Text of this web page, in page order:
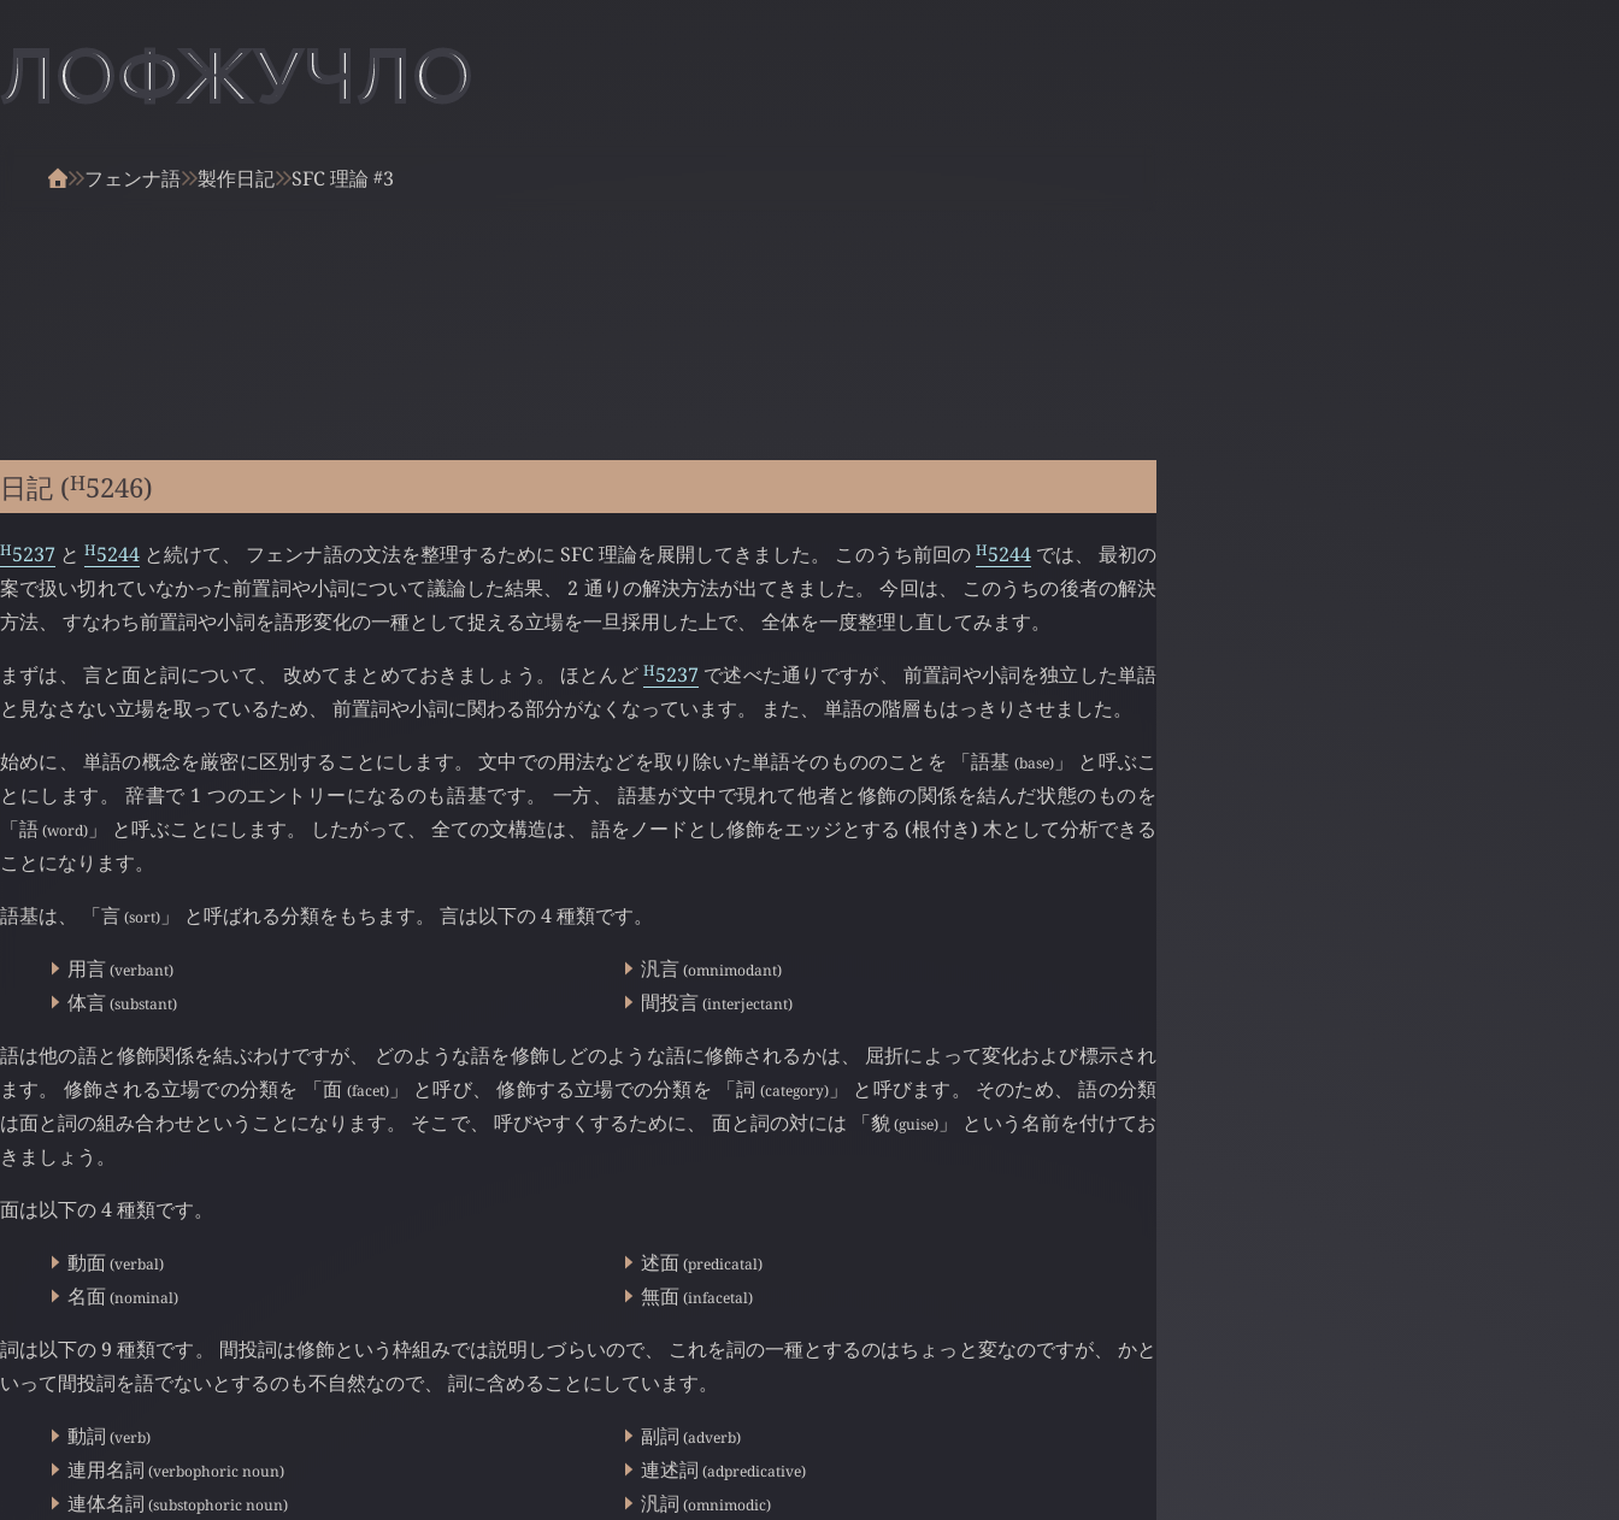
ЛОФЖУЧЛО
フェンナ語 製作日記 SFC 理論 #3
日記 (H5246)
H5237 とH5244 と続けて、 フェンナ語の文法を整理するために SFC 理論を展開してきました。 このうち前回の H5244では、 最初の
案で扱い切れていなかった前置詞や小詞について議論した結果、 2 通りの解決方法が出てきました。 今回は、 このうちの後者の解決
方法、 すなわち前置詞や小詞を語形変化の一種として捉える立場を一旦採用した上で、 全体を一度整理し直してみます。
まずは、 言と面と詞について、 改めてまとめておきましょう。 ほとんど H5237 で述べた通りですが、 前置詞や小詞を独立した単語
と見なさない立場を取っているため、 前置詞や小詞に関わる部分がなくなっています。 また、 単語の階層もはっきりさせました。
始めに、 単語の概念を厳密に区別することにします。 文中での用法などを取り除いた単語そのもののことを 「語基 (base)」 と呼ぶこ
とにします。 辞書で 1 つのエントリーになるのも語基です。 一方、 語基が文中で現れて他者と修飾の関係を結んだ状態のものを
「語(word) 」 と呼ぶことにします。 したがって、 全ての文構造は、 語をノードとし修飾をエッジとする (根付き) 木として分析できる
ことになります。
語基は、 「言(sort) 」 と呼ばれる分類をもちます。 言は以下の 4 種類です。
用言(verbant)
体言(substant)
汎言(omnimodant)
間投言(interjectant)
語は他の語と修飾関係を結ぶわけですが、 どのような語を修飾しどのような語に修飾されるかは、 屈折によって変化および標示され
ます。 修飾される立場での分類を 「面 (facet)」 と呼び、 修飾する立場での分類を 「詞 (category)」 と呼びます。 そのため、 語の分類
は面と詞の組み合わせということになります。 そこで、 呼びやすくするために、 面と詞の対には 「貌(guise) 」 という名前を付けてお
きましょう。
面は以下の 4 種類です。
動面(verbal)
名面(nominal)
述面(predicatal)
無面(infacetal)
詞は以下の 9 種類です。 間投詞は修飾という枠組みでは説明しづらいので、 これを詞の一種とするのはちょっと変なのですが、 かと
いって間投詞を語でないとするのも不自然なので、 詞に含めることにしています。
動詞 (verb)
連用名詞 (verbophoric noun)
連体名詞 (substophoric noun)
副詞 (adverb)
連述詞 (adpredicative)
汎詞 (omnimodic)